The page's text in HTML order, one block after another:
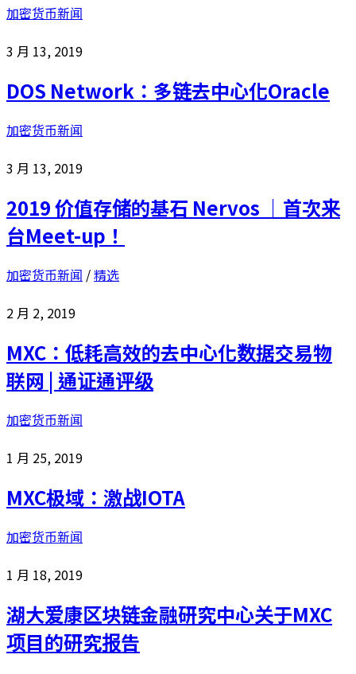
加密货币新闻
3 月 13, 2019
DOS Network：多链去中心化Oracle
加密货币新闻
3 月 13, 2019
2019 价值存储的基石 Nervos ｜首次来
台Meet-up！
加密货币新闻 /精选
2 月 2, 2019
MXC：低耗高效的去中心化数据交易物
联网 | 通证通评级
加密货币新闻
1 月 25, 2019
MXC极域：激战IOTA
加密货币新闻
1 月 18, 2019
湖大爱康区块链金融研究中心关于MXC
项目的研究报告